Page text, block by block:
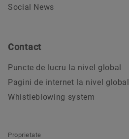
Social News
Contact
Puncte de lucru la nivel global
Pagini de internet la nivel global
Whistleblowing system
Proprietate